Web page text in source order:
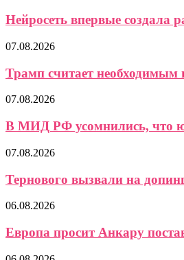
Нейросеть впервые создала
07.08.2026
Трамп считает
07.08.2026
В МИД РФ усомнились, что
07.08.2026
Тернового вызвали на
06.08.2026
Европа просит Анкару